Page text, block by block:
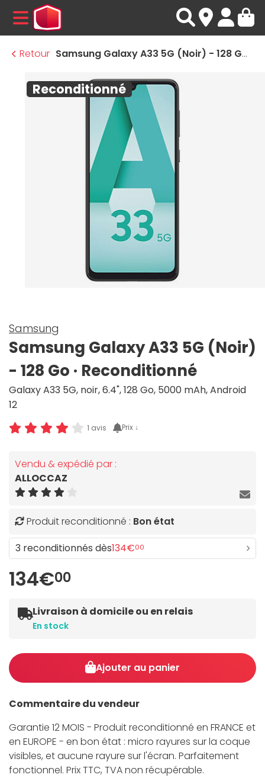
MENU
Retour
Samsung Galaxy A33 5G (Noir) - 128 Go · Reconditionné
Reconditionné
Samsung
Samsung Galaxy A33 5G (Noir)
- 128 Go · Reconditionné
Galaxy A33 5G, noir, 6.4", 128 Go, 5000 mAh, Android
12
1 avis Prix ↓
Vendu & expédié par :
ALLOCCAZ
Produit reconditionné : Bon état
3 reconditionnés dès134€00
134€00
Livraison à domicile ou en relais
En stock
Ajouter au panier
Commentaire du vendeur
Garantie 12 MOIS - Produit reconditionné en FRANCE et
en EUROPE - en bon état : micro rayures sur la coque
visibles, et aucune rayure sur l'écran. Parfaitement
fonctionnel. Prix TTC, TVA non récupérable.